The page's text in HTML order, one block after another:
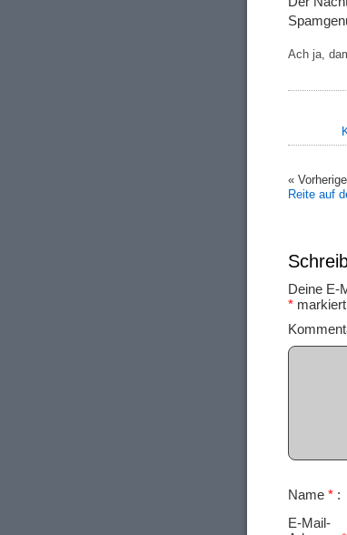
Ach ja,
«
Reite auf
Deine E-
* markiert
Name *
E-Mail-